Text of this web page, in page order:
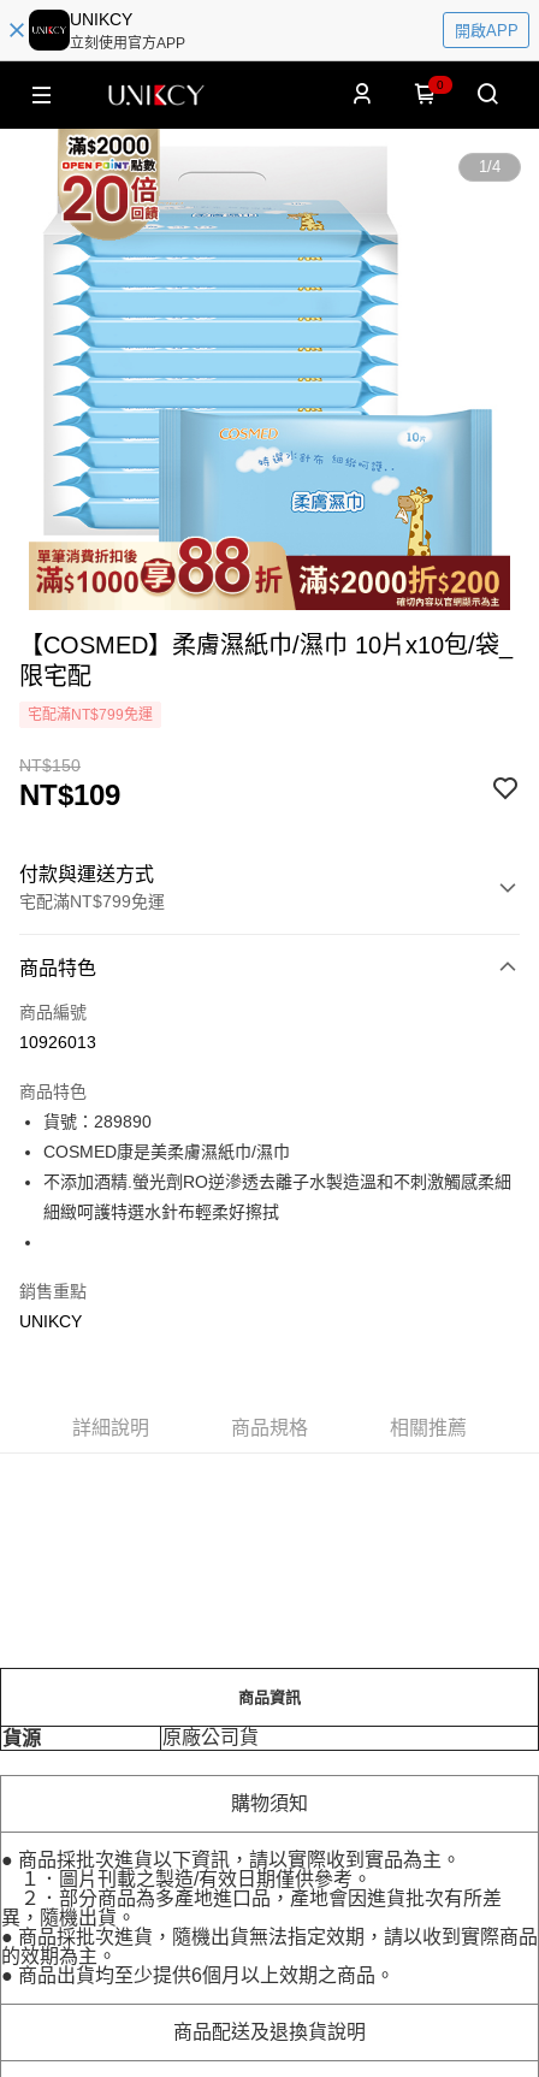
UNIKCY
立刻使用官方APP
開啟APP
0
1/4
【COSMED】柔膚濕紙巾/濕巾 10片x10包/袋_
限宅配
宅配滿NT$799免運
NT$150
NT$109
付款與運送方式
宅配滿NT$799免運
icash Pay
信用卡一次付款
Apple Pay
街口支付
悠遊付
Google Pay
商品特色
商品編號
10926013
商品特色
貨號：289890
COSMED康是美柔膚濕紙巾/濕巾
不添加酒精.螢光劑RO逆滲透去離子水製造溫和不刺激觸感柔細
細緻呵護特選水針布輕柔好擦拭
銷售重點
UNIKCY
詳細說明 商品規格 相關推薦
商品資訊
貨源 原廠公司貨
購物須知
● 商品採批次進貨以下資訊，請以實際收到實品為主。
１．圖片刊載之製造/有效日期僅供參考。
２．部分商品為多產地進口品，產地會因進貨批次有所差
異，隨機出貨。
● 商品採批次進貨，隨機出貨無法指定效期，請以收到實際商品
的效期為主。
● 商品出貨均至少提供6個月以上效期之商品。
商品配送及退換貨說明